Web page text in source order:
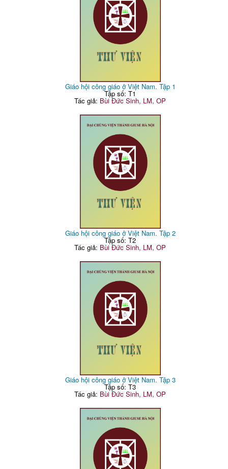
Giáo hội công giáo ở Việt Nam. Tập 1
Tập số: T1
Tác giả: Bùi Đức Sinh, LM, OP
Giáo hội công giáo ở Việt Nam. Tập 2
Tập số: T2
Tác giả: Bùi Đức Sinh, LM, OP
Giáo hội công giáo ở Việt Nam. Tập 3
Tập số: T3
Tác giả: Bùi Đức Sinh, LM, OP